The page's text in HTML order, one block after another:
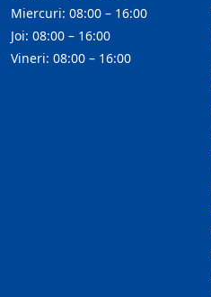
Miercuri: 08:00 – 16:00
Joi: 08:00 – 16:00
Vineri: 08:00 – 16:00